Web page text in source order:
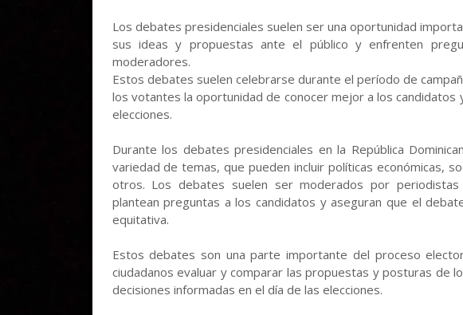
Los debates presidenciales suelen ser una oportunidad
sus ideas y propuestas ante el público y enfrenten
moderadores.
Estos debates suelen celebrarse durante el período de
los votantes la oportunidad de conocer mejor a los
elecciones.
Durante los debates presidenciales en la República
variedad de temas, que pueden incluir políticas económicas,
otros. Los debates suelen ser moderados por periodistas
plantean preguntas a los candidatos y aseguran que el
equitativa.
Estos debates son una parte importante del proceso
ciudadanos evaluar y comparar las propuestas y posturas de
decisiones informadas en el día de las elecciones.